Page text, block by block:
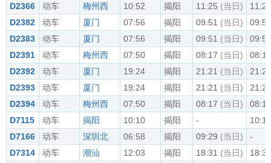
D2366
动车 梅州西 10:52 揭阳 11:25 (当日)
11:27
D2382
动车 厦门 07:56 揭阳 09:51 (当日)
09:53
D2383
动车 厦门 07:56 揭阳 09:51 (当日)
09:53
D2391
动车 梅州西 07:50 揭阳 08:17 (当日)
08:19
D2392
动车 厦门 19:24 揭阳 21:21 (当日)
21:23
D2393
动车 厦门 19:24 揭阳 21:21 (当日)
21:23
D2394
动车 梅州西 07:50 揭阳 08:17 (当日)
08:19
D7115
动车 揭阳 10:10 揭阳 -
10:10
D7166
动车 深圳北 06:58 揭阳 09:29 (当日)
-
D7314
动车 潮汕 12:03 揭阳 18:31 (当日)
18:33